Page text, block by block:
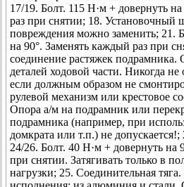
17/19. Болт. 115 Н·м + довернуть
раз при снятии; 18. Установочный
повреждения можно заменить; 21.
на 90°. Заменять каждый раз при
соединение растяжек подрамника.
деталей ходовой части. Никогда не
если должным образом не
рулевой механизм или крестовое
Опора а/м на подрамник или
подрамника (например, при
домкрата или т.п.) не
24/26. Болт. 40 Н·м + довернуть на
при снятии. Затягивать только в
нагрузки; 25. Соединительная